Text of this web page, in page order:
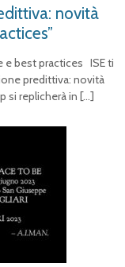
novità
e best practices ISE ti
predittiva: novità
si replicherà in […]